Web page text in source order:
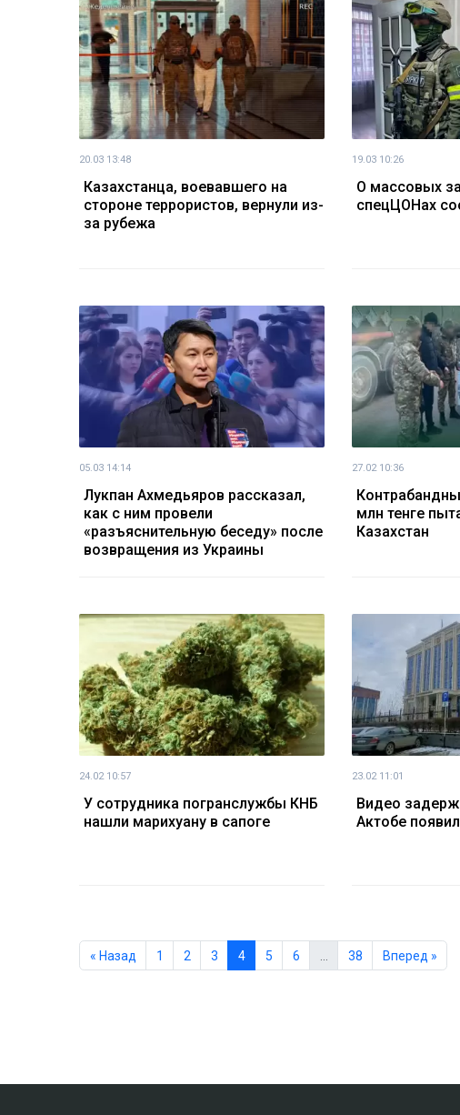
20.03 13:48
Казахстанца, воевавшего на
стороне террористов, вернули из-
за рубежа
19.03 10:26
О массовых
спецЦОНах
05.03 14:14
Лукпан Ахмедьяров рассказал,
как с ним провели
«разъяснительную беседу» после
возвращения из Украины
27.02 10:36
млн тенге
Казахстан
24.02 10:57
У сотрудника погранслужбы КНБ
нашли марихуану в сапоге
23.02 11:01
Видео
Актобе
« Назад 1 2 3 4 5 6 38 Вперед »